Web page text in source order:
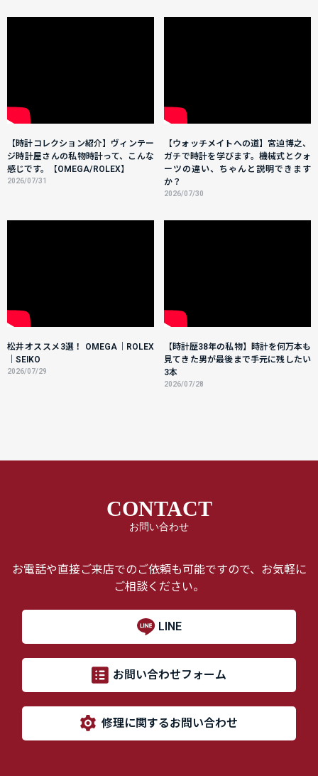
【時計コレクション紹介】ヴィンテー
ジ時計屋さんの私物時計って、こんな
感じです。【OMEGA/ROLEX】
2026/07/31
【ウォッチメイトへの道】宮迫博之、
ガチで時計を学びます。機械式とクォ
ーツの違い、ちゃんと説明できます
か？
2026/07/30
松井オススメ3選！ OMEGA｜ROLEX
｜SEIKO
2026/07/29
【時計歴38年の私物】時計を何万本も
見てきた男が最後まで手元に残したい
3本
2026/07/28
CONTACT
お問い合わせ
お電話や直接ご来店でのご依頼も可能ですので、お気軽に
ご相談ください。
LINE
お問い合わせフォーム
修理に関するお問い合わせ